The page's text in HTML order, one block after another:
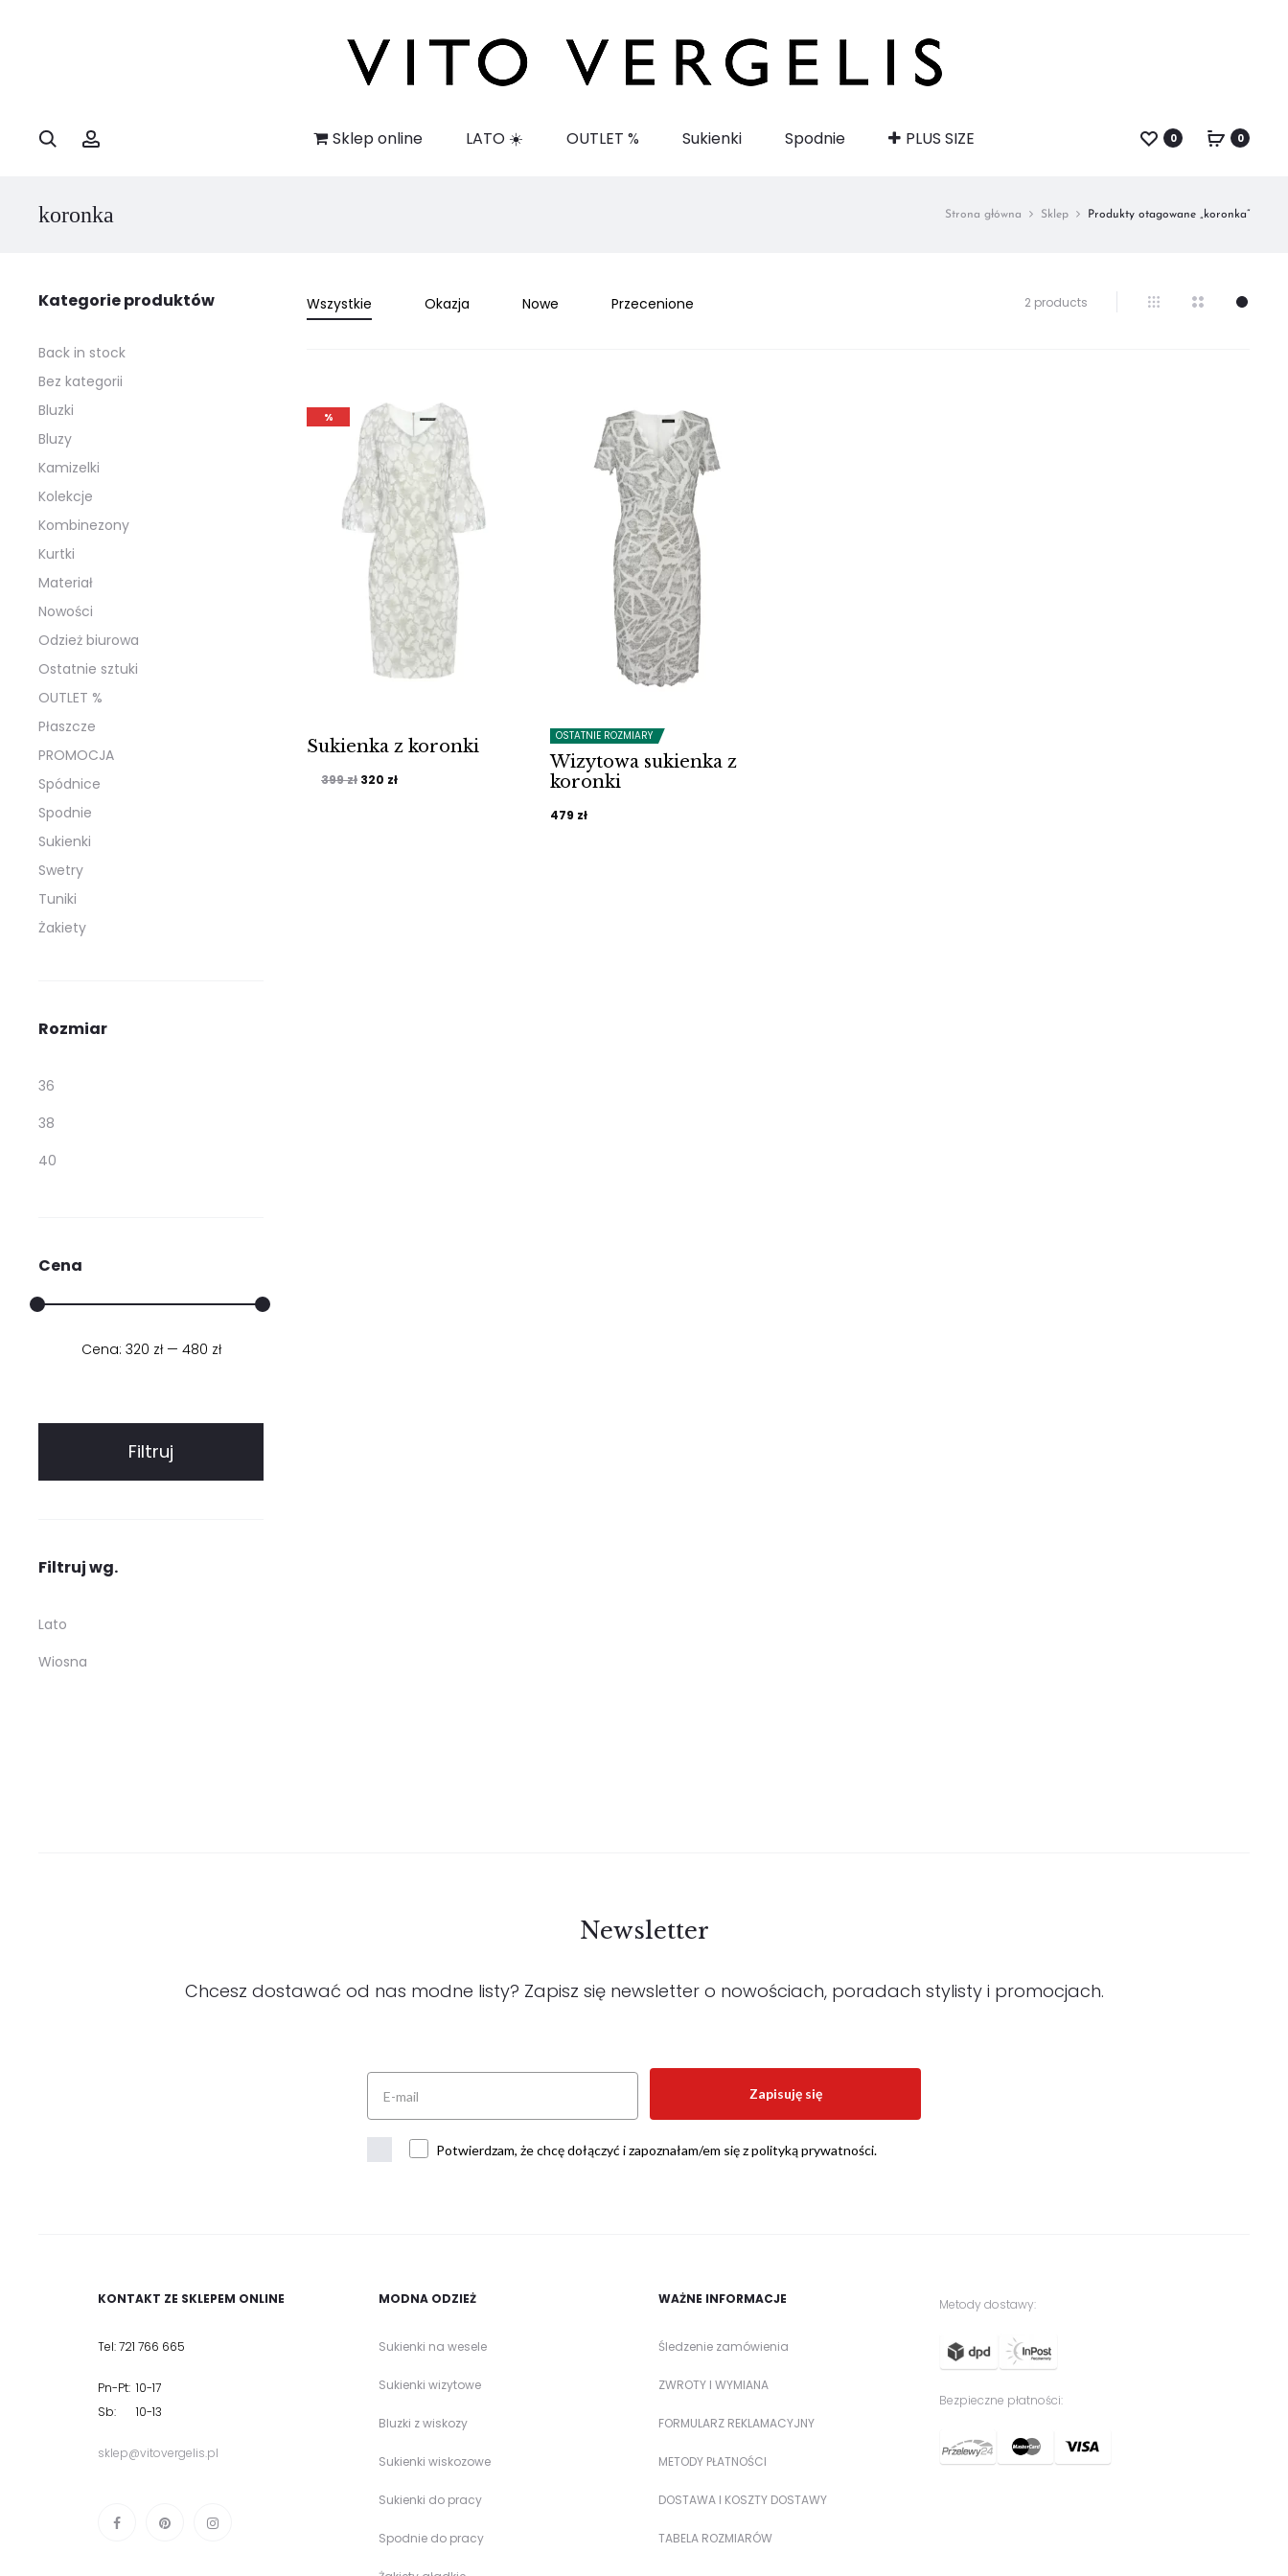
Szukaj Sklep online LATO ☀️ OUTLET % Sukienki Spodnie PLUS SIZE 0 0
koronka Strona główna Sklep Produkty otagowane „koronka”
Wszystkie Okazja Nowe Przecenione 2 products Wyświetlanie
%
Sukienka z koronki
399zł Pierwotna
320 złAktualna
OSTATNIE ROZMIARY
Wizytowa sukienka z
koronki
479 zł
Kategorie produktów
Back in stock
Bez kategorii
Bluzki
Bluzy
Kamizelki
Kolekcje
Kombinezony
Kurtki
Materiał
Nowości
Odzież biurowa
Ostatnie sztuki
OUTLET %
Płaszcze
PROMOCJA
Spódnice
Spodnie
Sukienki
Swetry
Tuniki
Żakiety
Rozmiar
36
38
40
Cena
Cena
Cena
Filtruj
Cena: 320 zł— 480 zł
Filtruj wg.
Lato
Wiosna
Newsletter
Chcesz dostawać od nas modne listy? Zapisz się newsletter o nowościach, poradach stylisty i promocjach.
Zapisuję się
Potwierdzam, że chcę dołączyć i zapoznałam/em się z polityką prywatności.
KONTAKT ZE SKLEPEM ONLINE
Tel: 721 766 665
Pn-Pt: 10-17
Sb: 10-13
sklep@vitovergelis.pl
MODNA ODZIEŻ
Sukienki na wesele
Sukienki wizytowe
Bluzki z wiskozy
Sukienki wiskozowe
Sukienki do pracy
Spodnie do pracy
WAŻNE INFORMACJE
Śledzenie zamówienia
ZWROTY I WYMIANA
FORMULARZ REKLAMACYJNY
METODY PŁATNOŚCI
DOSTAWA I KOSZTY DOSTAWY
TABELA ROZMIARÓW
Metody dostawy:
Bezpieczne płatności: